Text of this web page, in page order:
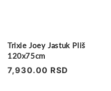
Trixie Joey Jastuk Pliš
120x75cm
Regularna
7,930.00 RSD